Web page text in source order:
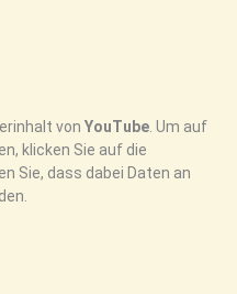
von YouTube . Um auf
klicken Sie auf die
Sie, dass dabei Daten an